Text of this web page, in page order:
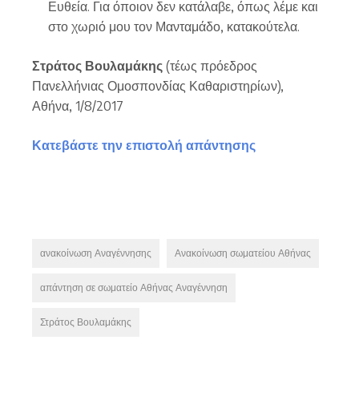
Ευθεία. Για όποιον δεν κατάλαβε, όπως λέμε και
στο χωριό μου τον Μανταμάδο, κατακούτελα.
Στράτος Βουλαμάκης (τέως πρόεδρος
Πανελλήνιας Ομοσπονδίας Καθαριστηρίων),
Αθήνα, 1/8/2017
Κατεβάστε την επιστολή απάντησης
ανακοίνωση Αναγέννησης Ανακοίνωση σωματείου Αθήνας
απάντηση σε σωματείο Αθήνας Αναγέννηση
Στράτος Βουλαμάκης